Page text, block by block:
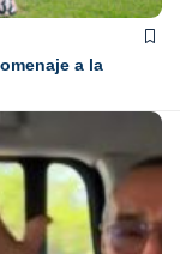
a la